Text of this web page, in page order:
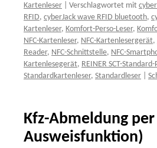
Kartenleser
Verschlagwortet mit
RFID, cyberJack wave RFID bluetooth,
Kartenleser, Komfort-Perso-Leser,
NFC-Kartenleser, NFC-Kartenlesergerät,
Reader, NFC-Schnittstelle, NFC-
Kartenlesegerät, REINER SCT-
Standardkartenleser, Standardleser
Kfz-Abmeldung
Ausweisfunktion)